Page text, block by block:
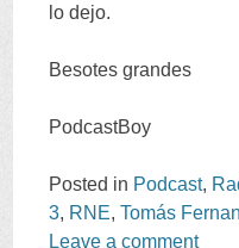
lo dejo.
Besotes grandes
PodcastBoy
Posted in Podcast,
3, RNE,Tomás
Leave a comment